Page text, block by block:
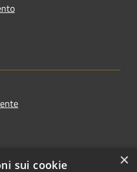
×
sui cookie